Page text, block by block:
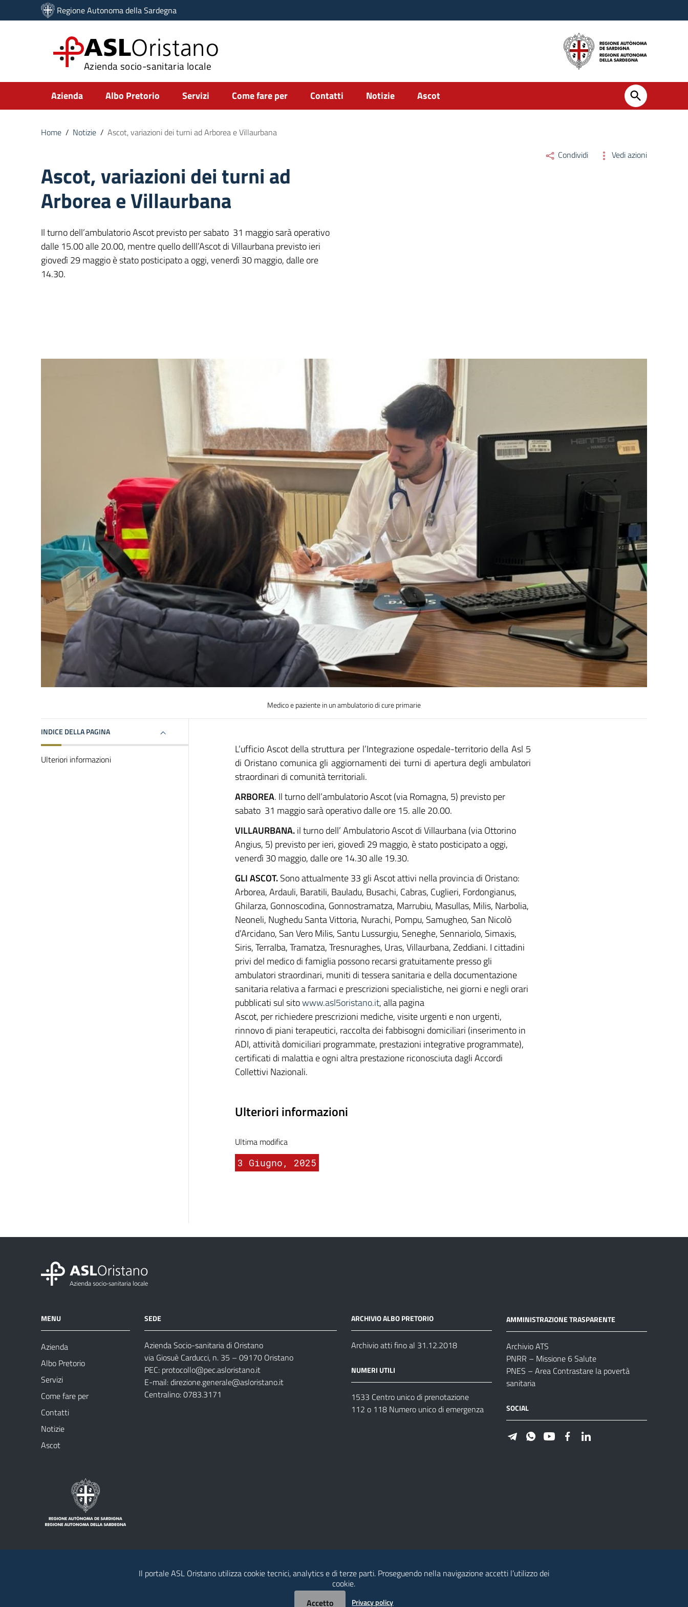
Vai ai contenuti
Vai al menu di navigazione
Regione Autonoma della Sardegna
ASLOristano
Azienda socio-sanitaria locale
Submenu
Azienda Albo Pretorio Servizi Come fare per Contatti Notizie Ascot
Home / Notizie / Ascot, variazioni dei turni ad Arborea e Villaurbana
Ascot, variazioni dei turni ad
Arborea e Villaurbana
Il turno dell’ambulatorio Ascot previsto per sabato 31 maggio sarà operativo
dalle 15.00 alle 20.00, mentre quello delll’Ascot di Villaurbana previsto ieri
giovedì 29 maggio è stato posticipato a oggi, venerdì 30 maggio, dalle ore
14.30.
Condividi Vedi azioni
Medico e paziente in un ambulatorio di cure primarie
INDICE DELLA PAGINA
Ulteriori informazioni
L’ufficio Ascot della struttura per l’Integrazione ospedale-territorio della Asl 5
di Oristano comunica gli aggiornamenti dei turni di apertura degli ambulatori
straordinari di comunità territoriali.
ARBOREA. Il turno dell’ambulatorio Ascot (via Romagna, 5) previsto per
sabato 31 maggio sarà operativo dalle ore 15. alle 20.00.
VILLAURBANA.il turno dell’ Ambulatorio Ascot di Villaurbana (via Ottorino
Angius, 5) previsto per ieri, giovedì 29 maggio, è stato posticipato a oggi,
venerdì 30 maggio, dalle ore 14.30 alle 19.30.
GLI ASCOT.Sono attualmente 33 gli Ascot attivi nella provincia di Oristano:
Arborea, Ardauli, Baratili, Bauladu, Busachi, Cabras, Cuglieri, Fordongianus,
Ghilarza, Gonnoscodina, Gonnostramatza, Marrubiu, Masullas, Milis, Narbolia,
Neoneli, Nughedu Santa Vittoria, Nurachi, Pompu, Samugheo, San Nicolò
d’Arcidano, San Vero Milis, Santu Lussurgiu, Seneghe, Sennariolo, Simaxis,
Siris, Terralba, Tramatza, Tresnuraghes, Uras, Villaurbana, Zeddiani. I cittadini
privi del medico di famiglia possono recarsi gratuitamente presso gli
ambulatori straordinari, muniti di tessera sanitaria e della documentazione
sanitaria relativa a farmaci e prescrizioni specialistiche, nei giorni e negli orari
pubblicati sul sitowww.asl5oristano.it, alla pagina
Ascot, per richiedere prescrizioni mediche, visite urgenti e non urgenti,
rinnovo di piani terapeutici, raccolta dei fabbisogni domiciliari (inserimento in
ADI, attività domiciliari programmate, prestazioni integrative programmate),
certificati di malattia e ogni altra prestazione riconosciuta dagli Accordi
Collettivi Nazionali.
Ulteriori informazioni
Ultima modifica
3 Giugno, 2025
MENU
Azienda
Albo Pretorio
Servizi
Come fare per
Contatti
Notizie
Ascot
SEDE
Azienda Socio-sanitaria di Oristano
via Giosuè Carducci, n. 35 – 09170 Oristano
PEC: protocollo@pec.asloristano.it
E-mail:direzione.generale@asloristano.it
Centralino: 0783.3171
ARCHIVIO ALBO PRETORIO
Archivio atti fino al 31.12.2018
NUMERI UTILI
1533 Centro unico di prenotazione
112 o 118 Numero unico di emergenza
AMMINISTRAZIONE TRASPARENTE
Archivio ATS
PNRR – Missione 6 Salute
PNES – Area Contrastare la povertà
sanitaria
SOCIAL
Privacy policy Contatti Dichiarazione di Accessibilità
Il portale ASL Oristano utilizza cookie tecnici, analytics e di terze parti. Proseguendo nella navigazione accetti l’utilizzo dei
cookie.
Accetto
Privacy policy